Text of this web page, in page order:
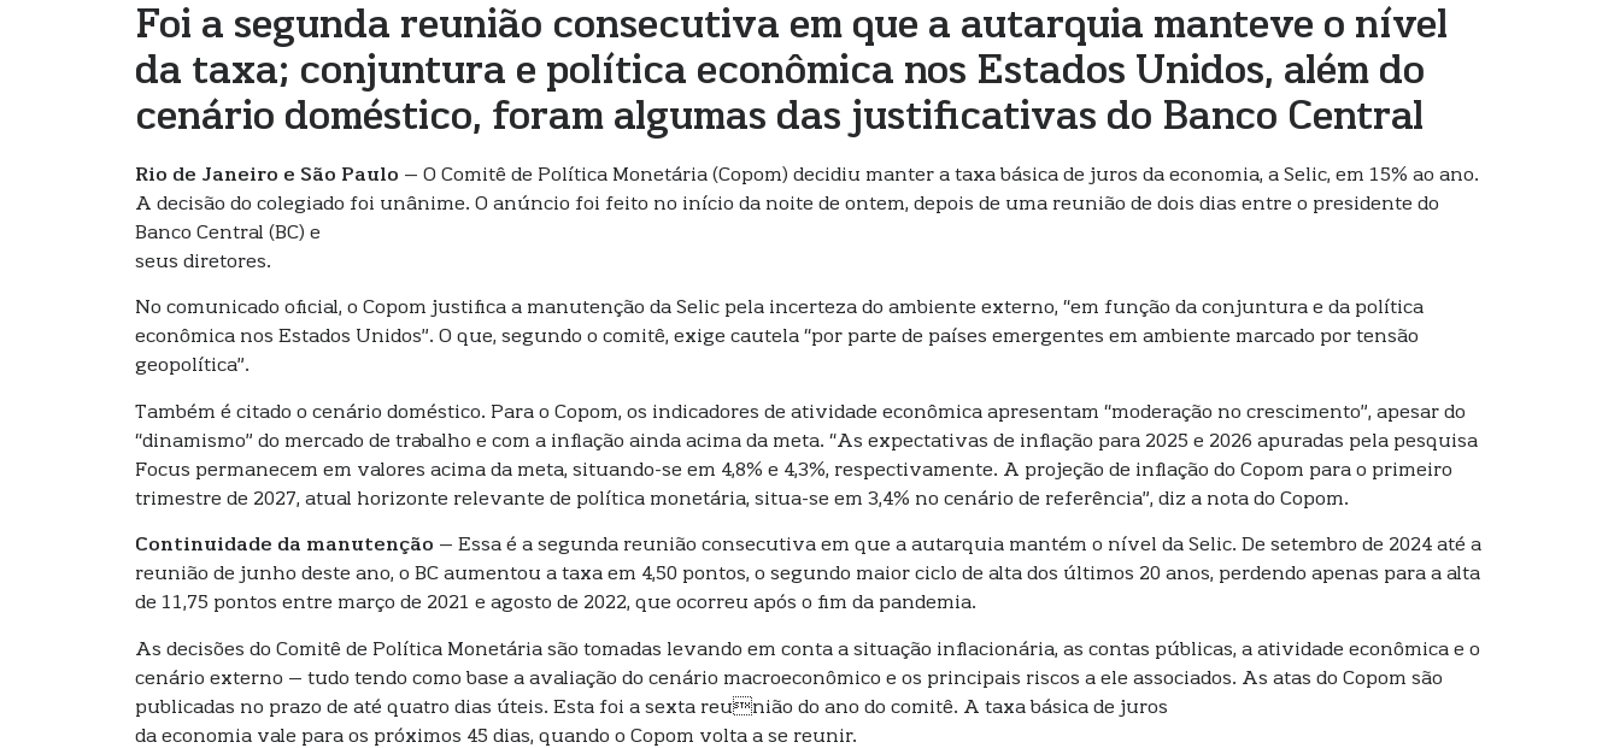
Foi a segunda reunião consecutiva em que a autarquia manteve o nível
da taxa; conjuntura e política econômica nos Estados Unidos, além do
cenário doméstico, foram algumas das justificativas do Banco Central
Rio de Janeiro e São Paulo – O Comitê de Política Monetária (Copom) decidiu manter a taxa básica de juros da economia, a Selic, em 15% ao ano.
A decisão do colegiado foi unânime. O anúncio foi feito no início da noite de ontem, depois de uma reunião de dois dias entre o presidente do
Banco Central (BC) e
seus diretores.
No comunicado oficial, o Copom justifica a manutenção da Selic pela incerteza do ambiente externo, “em função da conjuntura e da política
econômica nos Estados Unidos”. O que, segundo o comitê, exige cautela “por parte de países emergentes em ambiente marcado por tensão
geopolítica”.
Também é citado o cenário doméstico. Para o Copom, os indicadores de atividade econômica apresentam “moderação no crescimento”, apesar do
“dinamismo” do mercado de trabalho e com a inflação ainda acima da meta. “As expectativas de inflação para 2025 e 2026 apuradas pela pesquisa
Focus permanecem em valores acima da meta, situando-se em 4,8% e 4,3%, respectivamente. A projeção de inflação do Copom para o primeiro
trimestre de 2027, atual horizonte relevante de política monetária, situa-se em 3,4% no cenário de referência”, diz a nota do Copom.
Continuidade da manutenção – Essa é a segunda reunião consecutiva em que a autarquia mantém o nível da Selic. De setembro de 2024 até a
reunião de junho deste ano, o BC aumentou a taxa em 4,50 pontos, o segundo maior ciclo de alta dos últimos 20 anos, perdendo apenas para a alta
de 11,75 pontos entre março de 2021 e agosto de 2022, que ocorreu após o fim da pandemia.
As decisões do Comitê de Política Monetária são tomadas levando em conta a situação inflacionária, as contas públicas, a atividade econômica e o
cenário externo – tudo tendo como base a avaliação do cenário macroeconômico e os principais riscos a ele associados. As atas do Copom são
publicadas no prazo de até quatro dias úteis. Esta foi a sexta reunião do ano do comitê. A taxa básica de juros
da economia vale para os próximos 45 dias, quando o Copom volta a se reunir.